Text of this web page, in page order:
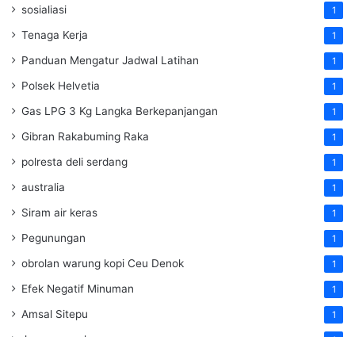
sosialiasi 1
Tenaga Kerja 1
Panduan Mengatur Jadwal Latihan 1
Polsek Helvetia 1
Gas LPG 3 Kg Langka Berkepanjangan 1
Gibran Rakabuming Raka 1
polresta deli serdang 1
australia 1
Siram air keras 1
Pegunungan 1
obrolan warung kopi Ceu Denok 1
Efek Negatif Minuman 1
Amsal Sitepu 1